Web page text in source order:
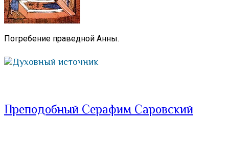
Погребение праведной Анны.
Духовный источник
Преподобный Серафим Саровский